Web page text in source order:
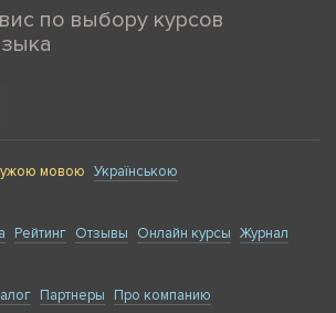
по выбору курсов
мовою Українською
Рейтинг Отзывы Онлайн курсы Журнал
Партнеры Про компанию